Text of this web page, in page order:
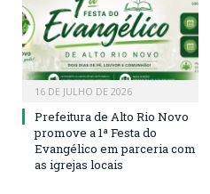
16 DE JULHO DE 2026
Prefeitura de Alto Rio Novo
promove a 1ª Festa do
Evangélico em parceria com
as igrejas locais